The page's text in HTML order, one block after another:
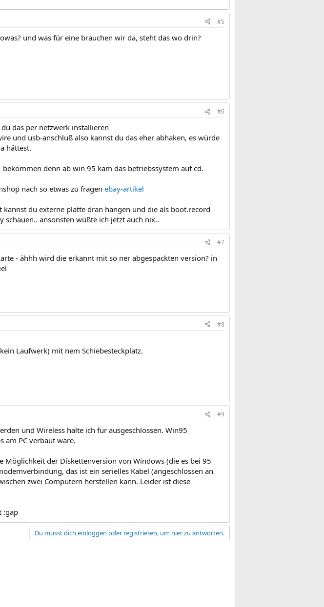
#5
und was für eine brauchen wir da, steht das wo drin?
#6
das per netzwerk installieren
und usb-anschluß also kannst du das eher abhaken, es würde
hättest.
denn ab win 95 kam das betriebssystem auf cd.
nach so etwas zu fragen ebay-artikel
du externe platte dran hängen und die als boot.record
ansonsten wüßte ich jetzt auch nix..
#7
- ähhh wird die erkannt mit so ner abgespackten version? in
#8
Laufwerk) mit nem Schiebesteckplatz.
#9
und Wireless halte ich für ausgeschlossen. Win95
am PC verbaut wäre.
Möglichkeit der Diskettenversion von Windows (die es bei 95
das ist ein serielles Kabel (angeschlossen an
zwei Computern herstellen kann. Leider ist diese
:gap
Du musst dich einloggen oder registrieren, um hier zu antworten.